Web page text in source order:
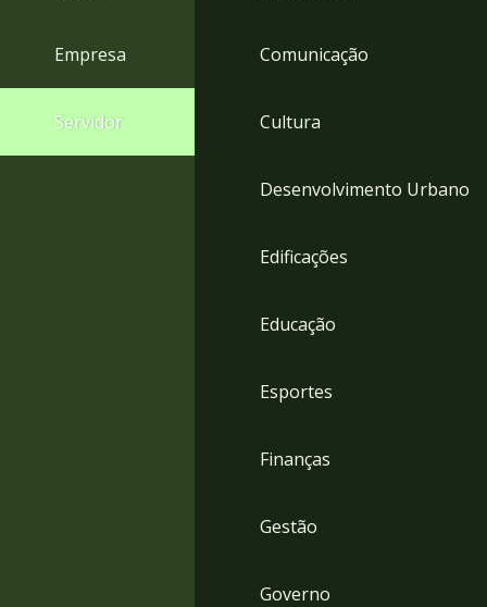
Empresa
Servidor
Comunicação
Cultura
Desenvolvimento Urbano
Edificações
Educação
Esportes
Finanças
Gestão
Governo